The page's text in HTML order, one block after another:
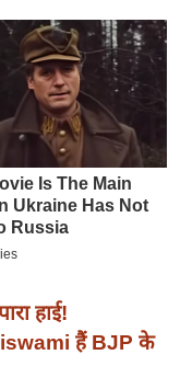
हाई!
हैं BJP के